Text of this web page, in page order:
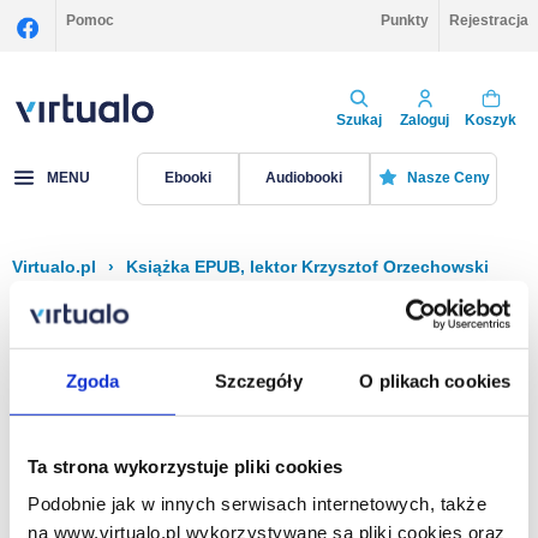
Zgoda Szczegóły O plikach cookies
Ta strona wykorzystuje pliki cookies
Podobnie jak w innych serwisach internetowych, także
na www.virtualo.pl wykorzystywane są pliki cookies oraz
Pomoc Punkty Rejestracja
Szukaj Zaloguj Koszyk
MENU Ebooki Audiobooki Nasze Ceny
Virtualo.pl › Książka EPUB, lektor Krzysztof Orzechowski
Filtruj Sortuj
Na stronie